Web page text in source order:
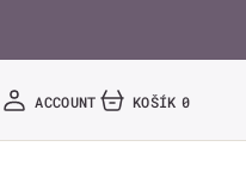
ACCOUNT KOŠÍK 0
POLOŽEK